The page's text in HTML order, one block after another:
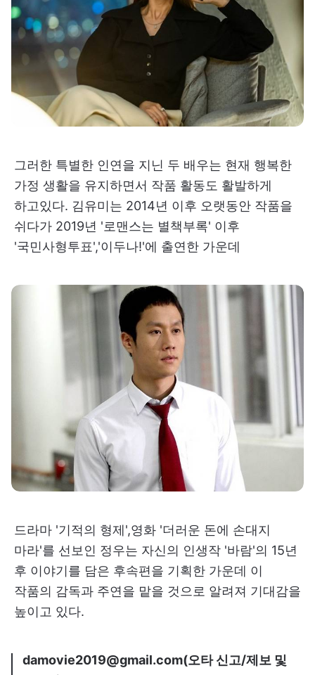
그러한 특별한 인연을 지닌 두 배우는 현재 행복한
가정 생활을 유지하면서 작품 활동도 활발하게
하고있다. 김유미는 2014년 이후 오랫동안 작품을
쉬다가 2019년 '로맨스는 별책부록' 이후
'국민사형투표','이두나!'에 출연한 가운데
드라마 '기적의 형제',영화 '더러운 돈에 손대지
마라'를 선보인 정우는 자신의 인생작 '바람'의 15년
후 이야기를 담은 후속편을 기획한 가운데 이
작품의 감독과 주연을 맡을 것으로 알려져 기대감을
높이고 있다.
damovie2019@gmail.com(오타 신고/제보 및